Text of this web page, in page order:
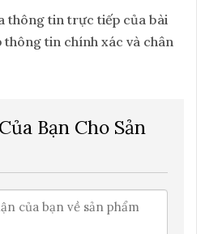
thông tin trực tiếp của bài
tin chính xác và chân
Bạn Cho Sản